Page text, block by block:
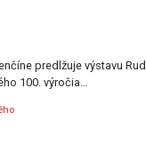
predlžuje výstavu
100. výročia…